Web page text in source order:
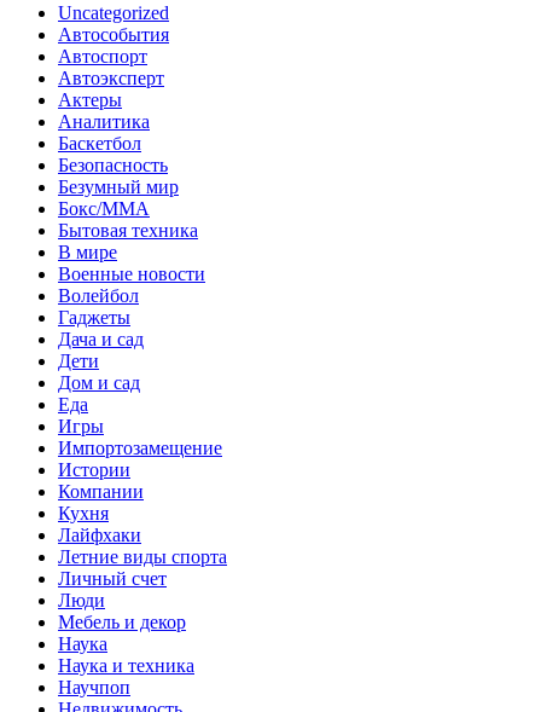
Uncategorized
Автособытия
Автоспорт
Автоэксперт
Актеры
Аналитика
Баскетбол
Безопасность
Безумный мир
Бокс/MMA
Бытовая техника
В мире
Военные новости
Волейбол
Гаджеты
Дача и сад
Дети
Дом и сад
Еда
Игры
Импортозамещение
Истории
Компании
Кухня
Лайфхаки
Летние виды спорта
Личный счет
Люди
Мебель и декор
Наука
Наука и техника
Научпоп